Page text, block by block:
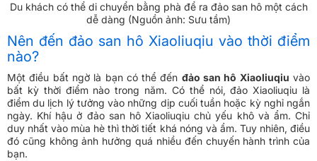
Du khách có thể di chuyển bằng phà để ra đảo san hô một cách
dễ dàng (Nguồn ảnh: Sưu tầm)
Nên đến đảo san hô Xiaoliuqiu vào thời điểm
nào?
Một điều bất ngờ là bạn có thể đến đảo san hô Xiaoliuqiu vào
bất kỳ thời điểm nào trong năm. Có thể nói, đảo Xiaoliuqiu là
điểm du lịch lý tưởng vào những dịp cuối tuần hoặc kỳ nghỉ ngắn
ngày. Khí hậu ở đảo san hô Xiaoliuqiu chủ yếu khô và ẩm. Chỉ
duy nhất vào mùa hè thì thời tiết khá nóng và ẩm. Tuy nhiên, điều
đó cũng không ảnh hưởng quá nhiều đến chuyến hành trình của
bạn.